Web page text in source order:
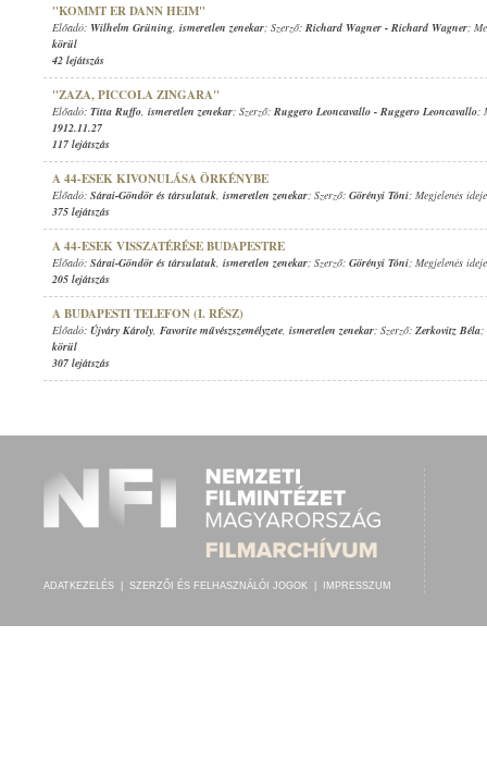
"KOMMT ER DANN HEIM"
Előadó: Wilhelm Grüning, ismeretlen zenekar; Szerző: Richard Wagner - Richard Wagner;
körül
42 lejátszás
"ZAZA, PICCOLA ZINGARA"
Előadó: Titta Ruffo, ismeretlen zenekar; Szerző: Ruggero Leoncavallo - Ruggero Leoncavallo;
1912.11.27
117 lejátszás
A 44-ESEK KIVONULÁSA ÖRKÉNYBE
Előadó: Sárai-Göndör és társulatuk, ismeretlen zenekar; Szerző: Görényi Tóni; Megjelenés
375 lejátszás
A 44-ESEK VISSZATÉRÉSE BUDAPESTRE
Előadó: Sárai-Göndör és társulatuk, ismeretlen zenekar; Szerző: Görényi Tóni; Megjelenés
205 lejátszás
A BUDAPESTI TELEFON (I. RÉSZ)
Előadó: Újváry Károly, Favorite művészszemélyzete, ismeretlen zenekar; Szerző: Zerkovitz Béla;
körül
307 lejátszás
ADATKEZELÉS SZERZŐI ÉS FELHASZNÁLÓI JOGOK IMPRESSZUM